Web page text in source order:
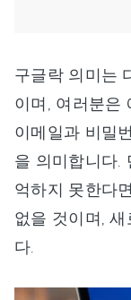
구글락 의미는
이며, 여러분은
이메일과 비밀
을 의미합니다.
억하지 못한다
없을 것이며,
다.